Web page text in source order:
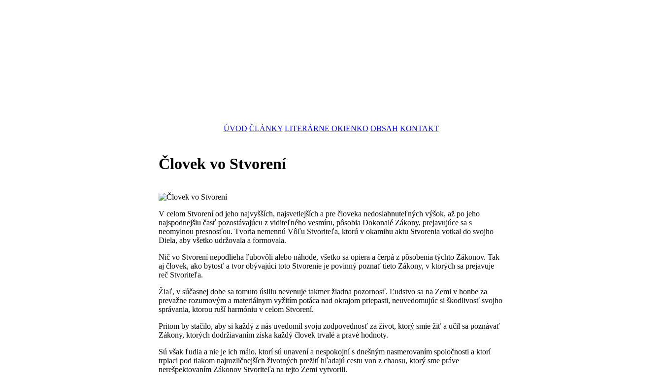
ÚVOD ČLÁNKY LITERÁRNE OKIENKO OBSAH KONTAKT
Človek vo Stvorení
V celom Stvorení od jeho najvyšších, najsvetlejších a pre človeka nedosiahnuteľných výšok, až po jeho
najspodnejšiu časť pozostávajúcu z viditeľného vesmíru, pôsobia Dokonalé Zákony, prejavujúce sa s
neomylnou presnosťou. Tvoria nemennú Vôľu Stvoriteľa, ktorú v okamihu aktu Stvorenia votkal do svojho
Diela, aby všetko udržovala a formovala.
Nič vo Stvorení nepodlieha ľubovôli alebo náhode, všetko sa opiera a čerpá z pôsobenia týchto Zákonov. Tak
aj človek, ako bytosť a tvor obývajúci toto Stvorenie je povinný poznať tieto Zákony, v ktorých sa prejavuje
reč Stvoriteľa.
Žiaľ, v súčasnej dobe sa tomuto úsiliu nevenuje takmer žiadna pozornosť. Ľudstvo sa na Zemi v honbe za
prevažne rozumovým a materiálnym vyžitím potáca nad okrajom priepasti, neuvedomujúc si škodlivosť svojho
správania, ktorou ruší harmóniu v celom Stvorení.
Pritom by stačilo, aby si každý z nás uvedomil svoju zodpovednosť za život, ktorý smie žiť a učil sa poznávať
Zákony, ktorých dodržiavaním získa každý človek trvalé a pravé hodnoty.
Sú však ľudia a nie je ich málo, ktorí sú unavení a nespokojní s dnešným nasmerovaním spoločnosti a ktorí
trpiaci pod tlakom najrozličnejších životných prežití hľadajú cestu von z chaosu, ktorý sme práve
nerešpektovaním Zákonov Stvoriteľa na tejto Zemi vytvorili.